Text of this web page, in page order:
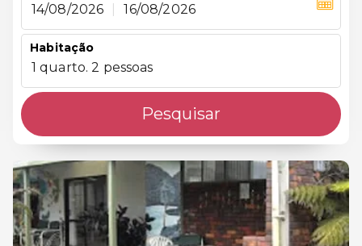
14/08/2026 16/08/2026
Habitação
1 quarto. 2 pessoas
Pesquisar